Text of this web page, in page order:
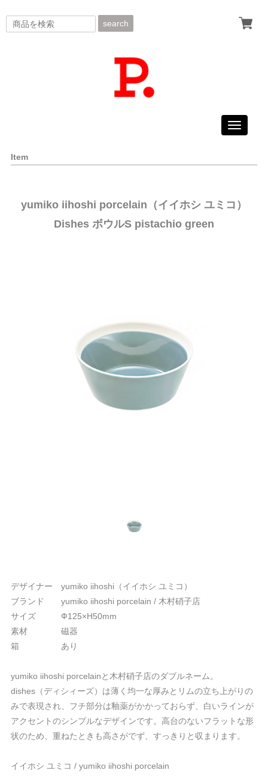
search
Toggle
Item
yumiko iihoshi porcelain（イイホシ ユミコ）
Dishes ボウルS pistachio green
デザイナー yumiko iihoshi（イイホシ ユミコ）
ブランド yumiko iihoshi porcelain / 木村硝子店
サイズ Ф125×H50mm
素材 磁器
箱 あり
yumiko iihoshi porcelainと木村硝子店のダブルネーム。
dishes（ディシィーズ）は薄く均一な厚みとリムの立ち上がりの
みで表現され、フチ部分は釉薬がかかっておらず、白いラインが
アクセントのシンプルなデザインです。高台のないフラットな形
状のため、重ねたときも高さがでず、すっきりと収まります。
イイホシ ユミコ / yumiko iihoshi porcelain